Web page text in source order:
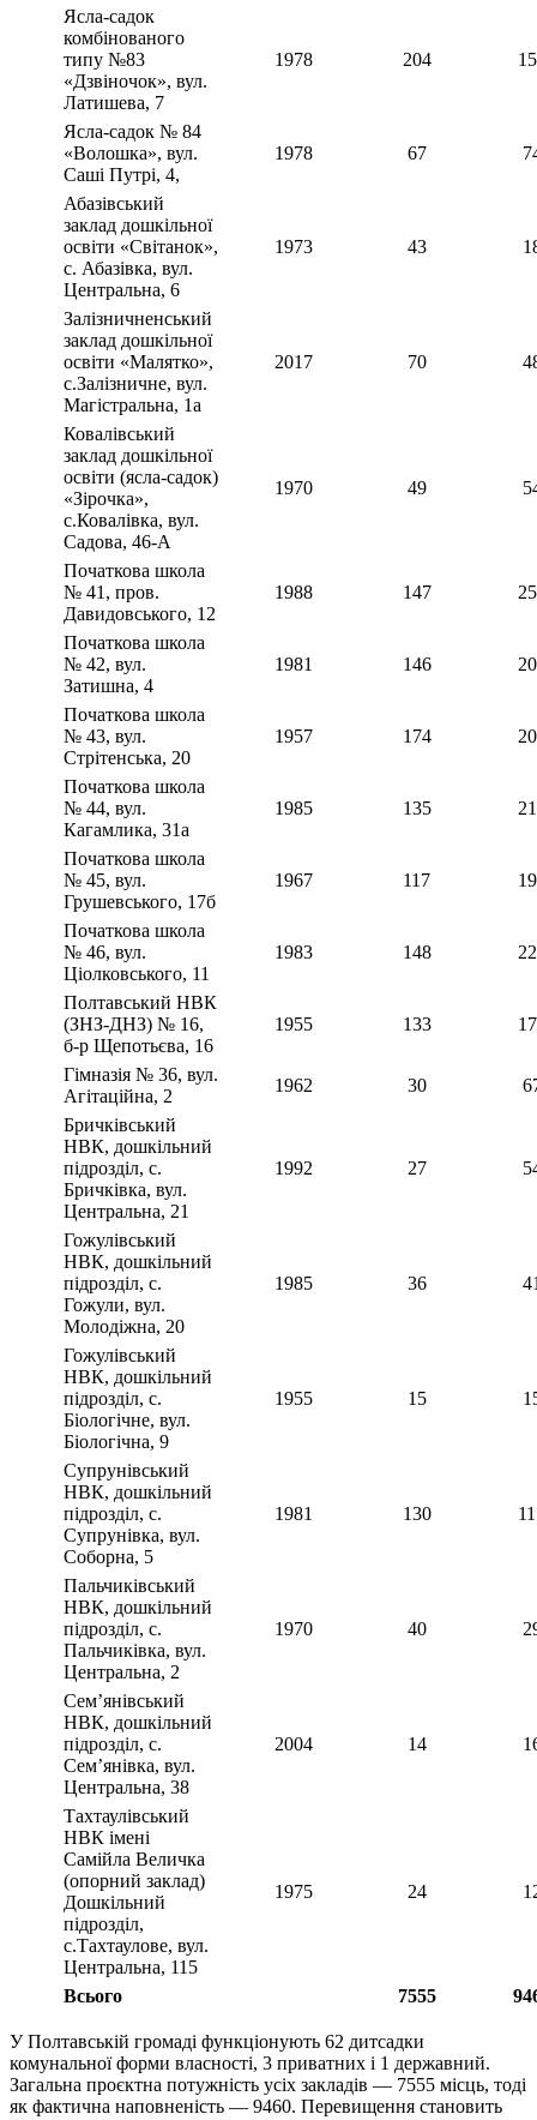
Ясла-садок
комбінованого
типу №83
«Дзвіночок», вул.
Латишева, 7
1978 204
Ясла-садок № 84
«Волошка», вул.
Саші Путрі, 4,
1978 67
Абазівський
заклад дошкільної
освіти «Світанок»,
с. Абазівка, вул.
Центральна, 6
1973 43
Залізничненський
заклад дошкільної
освіти «Малятко»,
с.Залізничне, вул.
Магістральна, 1а
2017 70
Ковалівський
заклад дошкільної
освіти (ясла-садок)
«Зірочка»,
с.Ковалівка, вул.
Садова, 46-А
1970 49
Початкова школа
№ 41, пров.
Давидовського, 12
1988 147
Початкова школа
№ 42, вул.
Затишна, 4
1981 146
Початкова школа
№ 43, вул.
Стрітенська, 20
1957 174
Початкова школа
№ 44, вул.
Кагамлика, 31а
1985 135
Початкова школа
№ 45, вул.
Грушевського, 17б
1967 117
Початкова школа
№ 46, вул.
Ціолковського, 11
1983 148
Полтавський НВК
(ЗНЗ-ДНЗ) № 16,
б-р Щепотьєва, 16
1955 133
Гімназія № 36, вул.
Агітаційна, 2
1962 30
Бричківський
НВК, дошкільний
підрозділ, с.
Бричківка, вул.
Центральна, 21
1992 27
Гожулівський
НВК, дошкільний
підрозділ, с.
Гожули, вул.
Молодіжна, 20
1985 36
Гожулівський
НВК, дошкільний
підрозділ, с.
Біологічне, вул.
Біологічна, 9
1955 15
Супрунівський
НВК, дошкільний
підрозділ, с.
Супрунівка, вул.
Соборна, 5
1981 130
Пальчиківський
НВК, дошкільний
підрозділ, с.
Пальчиківка, вул.
Центральна, 2
1970 40
Сем’янівський
НВК, дошкільний
підрозділ, с.
Сем’янівка, вул.
Центральна, 38
2004 14
Тахтаулівський
НВК імені
Самійла Величка
(опорний заклад)
Дошкільний
підрозділ,
с.Тахтаулове, вул.
Центральна, 115
1975 24
Всього 7555
У Полтавській громаді функціонують 62 дитсадки
комунальної форми власності, 3 приватних і 1 державний.
Загальна проєктна потужність усіх закладів — 7555 місць, тоді
як фактична наповненість — 9460. Перевищення становить